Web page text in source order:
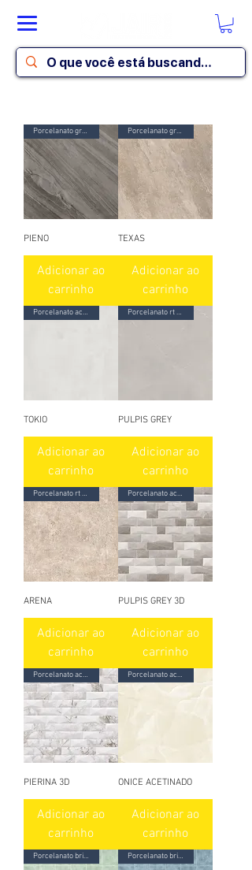
Porcelanato granilhado
PIENO
Adicionar ao
carrinho
Porcelanato granilhado
TEXAS
Adicionar ao
carrinho
Porcelanato acetinado
TOKIO
Adicionar ao
carrinho
Porcelanato rt acetinado
PULPIS GREY
Adicionar ao
carrinho
Porcelanato rt granilhado
ARENA
Adicionar ao
carrinho
Porcelanato acetinado 3D
PULPIS GREY 3D
Adicionar ao
carrinho
Porcelanato acetinado 3D
PIERINA 3D
Adicionar ao
carrinho
Porcelanato acetinado 3D
ONICE ACETINADO
Adicionar ao
carrinho
Porcelanato brilhante Porcelanato brilhante